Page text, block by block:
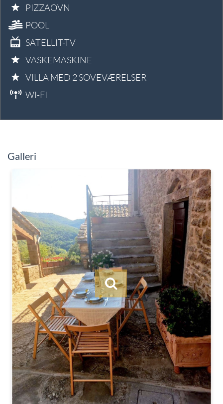
PIZZAOVN
POOL
SATELLIT-TV
VASKEMASKINE
VILLA MED 2 SOVEVÆRELSER
WI-FI
Galleri